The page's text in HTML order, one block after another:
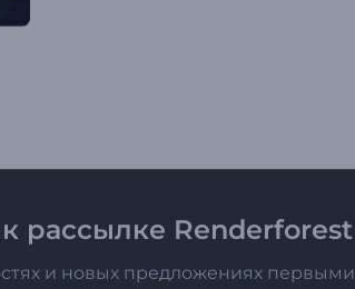
рассылке Renderforest
и новых предложениях первыми